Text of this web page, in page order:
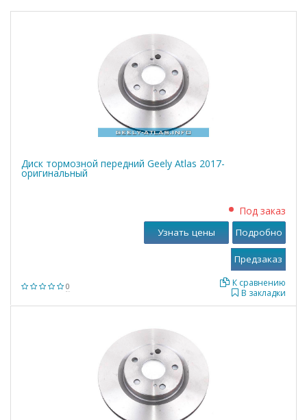
Диск тормозной передний Geely Atlas 2017-
оригинальный
0
Под заказ
В закладки
К сравнению
Узнать цены Подробно